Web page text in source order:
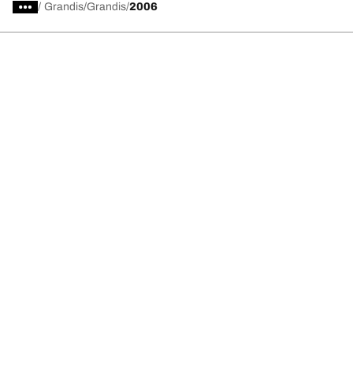
/ Grandis Grandis 2006